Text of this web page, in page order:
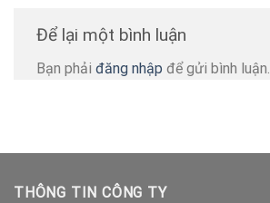
Để lại một bình luận
Bạn phải đăng nhập để gửi bình luận.
THÔNG TIN CÔNG TY